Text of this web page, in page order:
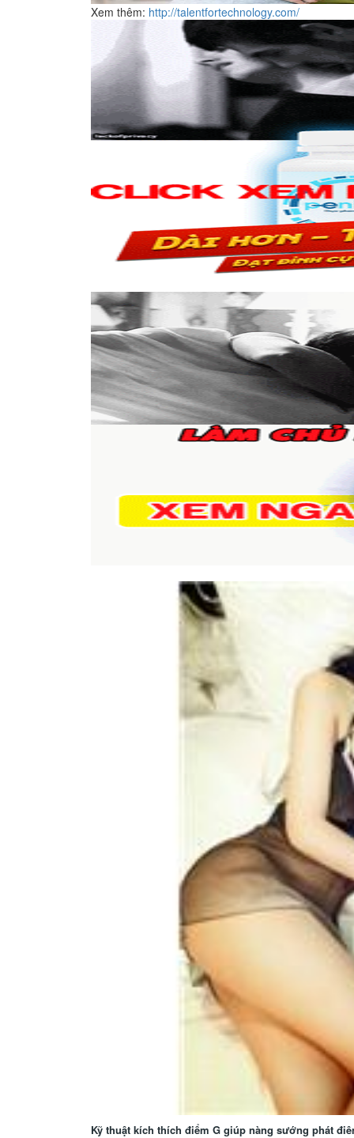
Xem thêm: http://talentfortechnology.com/
Kỹ thuật kích thích điểm G giúp nàng sướng phát